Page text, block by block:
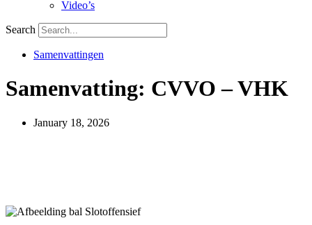
Video’s
Search
Samenvattingen
Samenvatting: CVVO – VHK
January 18, 2026